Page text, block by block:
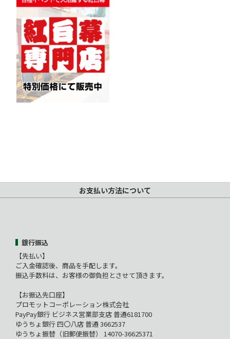
お支払い方法について
銀行振込
【先払い】
ご入金確認後、商品を手配します。
振込手数料は、お客様の御負担とさせて頂きます。
【お振込先口座】
プロモットコーポレーション株式会社
PayPay銀行 ビジネス営業部支店 普通6181700
ゆうちょ銀行 四〇八店 普通 3662537
ゆうちょ振替（旧郵便振替） 14070-36625371